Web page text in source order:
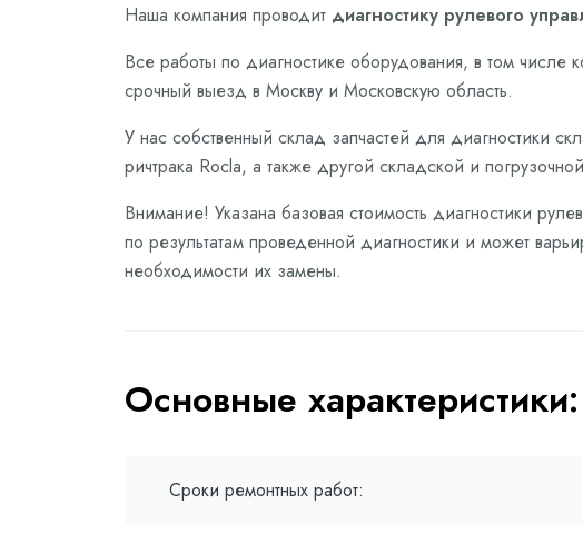
Наша компания проводит диагностику рулевого
Все работы по диагностике оборудования, в том
срочный выезд в Москву и Московскую область.
У нас собственный склад запчастей для диагностики
ричтрака Rocla, а также другой складской и
Внимание! Указана базовая стоимость диагностики
по результатам проведенной диагностики и может
необходимости их замены.
Основные характеристики:
Сроки ремонтных работ: